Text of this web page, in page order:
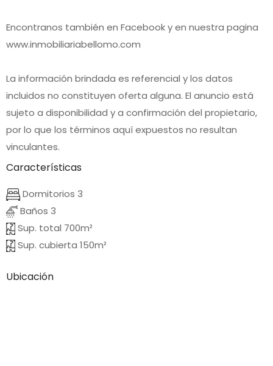
Encontranos también en Facebook y en nuestra pagina
www.inmobiliariabellomo.com
La información brindada es referencial y los datos
incluidos no constituyen oferta alguna. El anuncio está
sujeto a disponibilidad y a confirmación del propietario,
por lo que los términos aquí expuestos no resultan
vinculantes.
Características
Dormitorios 3
Baños 3
Sup. total 700m²
Sup. cubierta 150m²
Ubicación